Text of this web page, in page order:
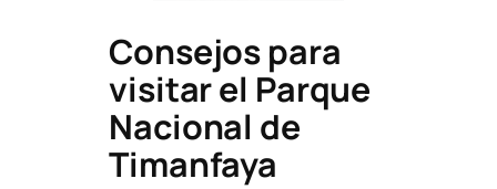
Consejos para
visitar el Parque
Nacional de
Timanfaya